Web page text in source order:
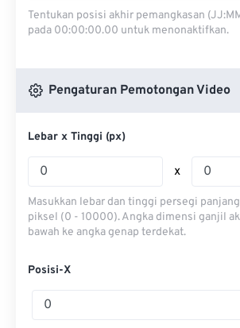
Tentukan posisi akhir pemangkasan
pada 00:00:00.00 untuk menonaktifkan.
Pengaturan Pemotongan Video
Lebar x Tinggi (px)
x
Masukkan lebar dan tinggi persegi
piksel (0 - 10000). Angka dimensi ganjil
bawah ke angka genap terdekat.
Posisi-X